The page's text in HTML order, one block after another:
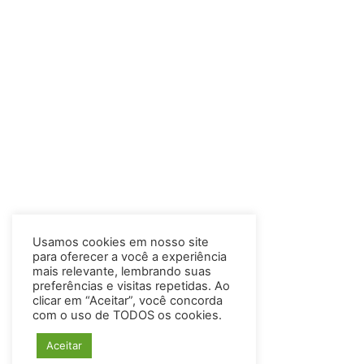
Usamos cookies em nosso site
para oferecer a você a experiência
mais relevante, lembrando suas
preferências e visitas repetidas. Ao
clicar em “Aceitar”, você concorda
com o uso de TODOS os cookies.
Aceitar